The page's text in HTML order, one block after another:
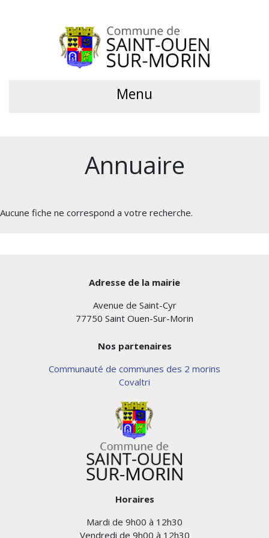
Menu
Annuaire
Aucune fiche ne correspond a votre recherche.
Adresse de la mairie
Avenue de Saint-Cyr
77750 Saint Ouen-Sur-Morin
Nos partenaires
Communauté de communes des 2 morins
Covaltri
Horaires
Mardi de 9h00 à 12h30
Vendredi de 9h00 à 12h30